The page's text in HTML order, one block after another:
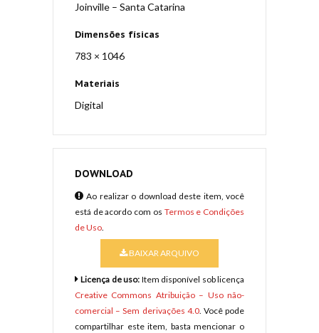
Joinville – Santa Catarina
Dimensões físicas
783 × 1046
Materiais
Digital
DOWNLOAD
Ao realizar o download deste item, você
está de acordo com os Termos e Condições
de Uso.
BAIXAR ARQUIVO
Licença de uso: Item disponível sob licença
Creative Commons Atribuição – Uso não-
comercial – Sem derivações 4.0. Você pode
compartilhar este item, basta mencionar o